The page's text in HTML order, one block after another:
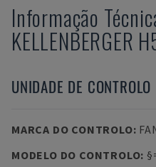
Informação
KELLENBERGER
UNIDADE DE CONTROLO
MARCA DO CONTROLO:
MODELO DO CONTROLO: